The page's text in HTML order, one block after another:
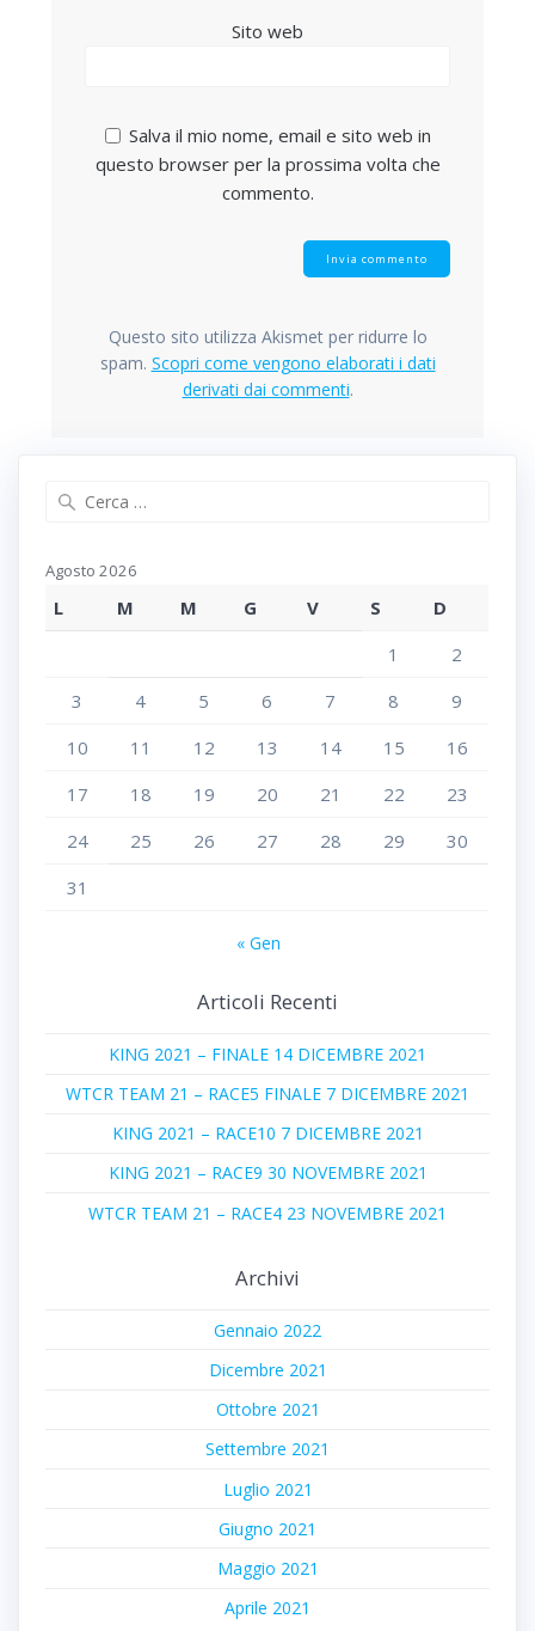
Sito web
Salva il mio nome, email e sito web in
questo browser per la prossima volta che
commento.
Questo sito utilizza Akismet per ridurre lo
spam. Scopri come vengono elaborati i dati
derivati dai commenti.
Agosto 2026
L M M G V S
D
1
2
3
4 5 6 7 8
9
10
11 12 13 14 15
16
17
18 19 20 21 22
23
24
25 26 27 28 29
30
31
« Gen
Articoli Recenti
KING 2021 – FINALE 14 DICEMBRE 2021
WTCR TEAM 21 – RACE5 FINALE 7 DICEMBRE 2021
KING 2021 – RACE10 7 DICEMBRE 2021
KING 2021 – RACE9 30 NOVEMBRE 2021
WTCR TEAM 21 – RACE4 23 NOVEMBRE 2021
Archivi
Gennaio 2022
Dicembre 2021
Ottobre 2021
Settembre 2021
Luglio 2021
Giugno 2021
Maggio 2021
Aprile 2021